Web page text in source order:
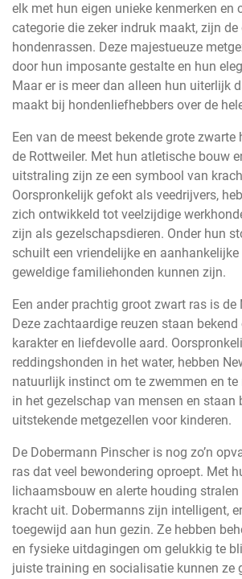
elk met hun eigen unieke kenmerken en
categorie die zeker indruk maakt, zijn
hondenrassen. Deze majestueuze
door hun imposante gestalte en hun
Maar er is meer dan alleen hun uiterlijk
maakt bij hondenliefhebbers over de
Een van de meest bekende grote zwarte
de Rottweiler. Met hun atletische bouw
uitstraling zijn ze een symbool van
Oorspronkelijk gefokt als veedrijvers,
zich ontwikkeld tot veelzijdige
zijn als gezelschapsdieren. Onder hun
schuilt een vriendelijke en
geweldige familiehonden kunnen zijn.
Een ander prachtig groot zwart ras is de
Deze zachtaardige reuzen staan
karakter en liefdevolle aard.
reddingshonden in het water, hebben
natuurlijk instinct om te zwemmen en te
in het gezelschap van mensen en staan
uitstekende metgezellen voor kinderen.
De Dobermann Pinscher is nog zo’n
ras dat veel bewondering oproept. Met
lichaamsbouw en alerte houding stralen
kracht uit. Dobermanns zijn intelligent,
toegewijd aan hun gezin. Ze hebben
en fysieke uitdagingen om gelukkig te
juiste training en socialisatie kunnen ze